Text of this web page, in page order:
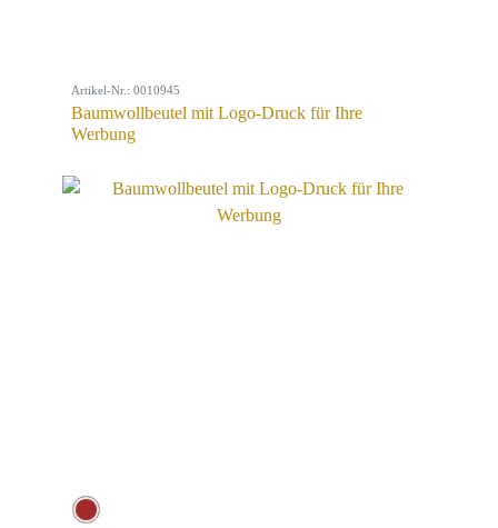
Artikel-Nr.: 0010945
Baumwollbeutel mit Logo-Druck für Ihre
Werbung